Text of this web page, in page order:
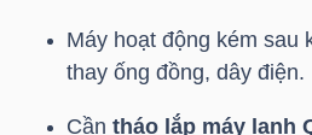
Máy hoạt động kém sau
thay ống đồng, dây điện.
Cần tháo lắp máy lạnh
ĐÔNG